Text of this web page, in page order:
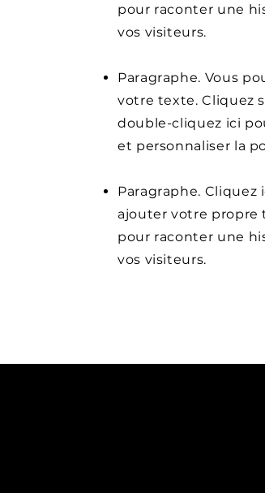
pour raconter une
vos visiteurs.
Paragraphe. Vous
votre texte. Cliquez
double-cliquez ici
et personnaliser la
Paragraphe.
ajouter votre propre
pour raconter une
vos visiteurs.